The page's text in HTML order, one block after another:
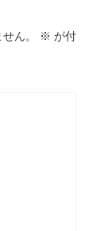
ん。 ※ が付